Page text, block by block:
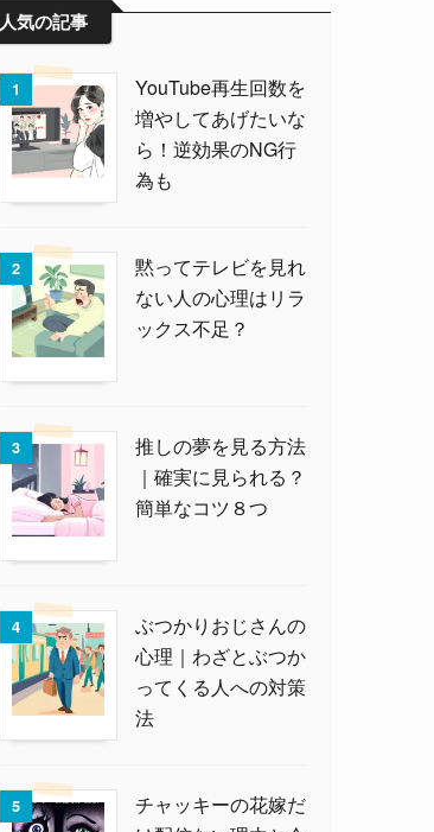
人気の記事
1
YouTube再生回数を
増やしてあげたいな
ら！逆効果のNG行
為も
2
黙ってテレビを見れ
ない人の心理はリラ
ックス不足？
3
推しの夢を見る方法
｜確実に見られる？
簡単なコツ８つ
4
ぶつかりおじさんの
心理｜わざとぶつか
ってくる人への対策
法
5
チャッキーの花嫁だ